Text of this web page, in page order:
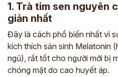
1. Trà tim sen nguyên
giản nhất
Đây là cách phổ biến nhất vì
kích thích sản sinh Melatonin
ngủ), rất tốt cho người mới bị
chóng mặt do cao huyết áp.